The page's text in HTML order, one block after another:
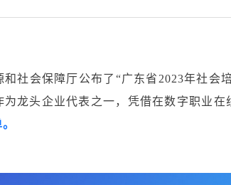
和社会保障厅公布了“广东省2023年社
龙头企业代表之一，凭借在数字职业在